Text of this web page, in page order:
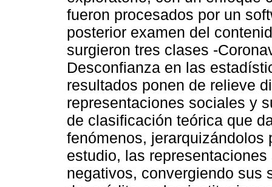
fueron procesados por un
posterior examen del
surgieron tres clases -
Desconfianza en las
resultados ponen de relieve
representaciones sociales y
de clasificación teórica que
fenómenos, jerarquizándolos
estudio, las
negativos, convergiendo sus